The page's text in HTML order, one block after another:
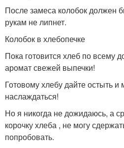
После замеса колобок должен
рукам не липнет.
Колобок в хлебопечке
Пока готовится хлеб по всему
аромат свежей выпечки!
Готовому хлебу дайте остыть и
наслаждаться!
Но я никогда не дожидаюсь, а
корочку хлеба , не могу
попробовать.